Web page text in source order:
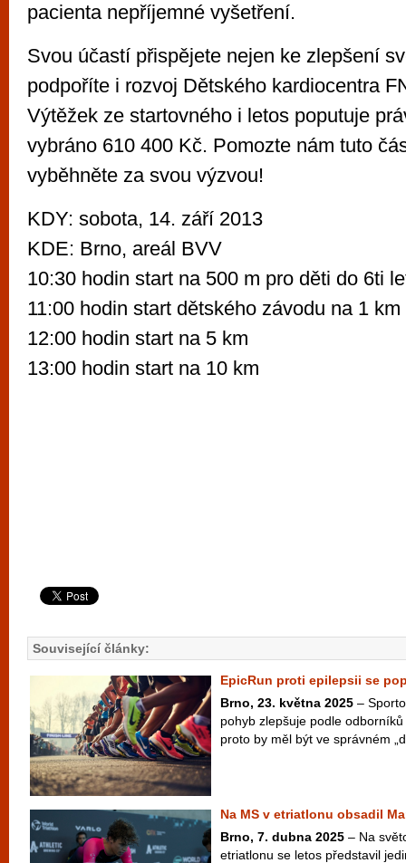
pacienta nepříjemné vyšetření.
Svou účastí přispějete nejen ke zlepšení
podpoříte i rozvoj Dětského kardiocentra
Výtěžek ze startovného i letos poputuje
vybráno 610 400 Kč. Pomozte nám tuto
vyběhněte za svou výzvou!
KDY: sobota, 14. září 2013
KDE: Brno, areál BVV
10:30 hodin start na 500 m pro děti do 6ti
11:00 hodin start dětského závodu na 1 km
12:00 hodin start na 5 km
13:00 hodin start na 10 km
Související články:
EpicRun proti epilepsii se
Brno, 23. května 2025 –
pohyb zlepšuje podle
proto by měl být ve správném
Na MS v etriatlonu obsadil
Brno, 7. dubna 2025 – Na
etriatlonu se letos představil